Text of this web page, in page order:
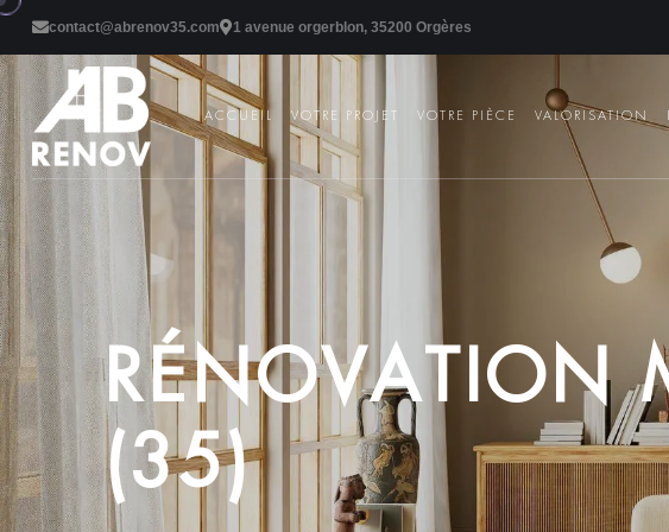
contact@abrenov35.com 1 avenue orgerblon, 35200 Orgères
ACCUEIL VOTRE PROJET VOTRE PIÈCE VALORISATION
RÉNOVATION
(35)